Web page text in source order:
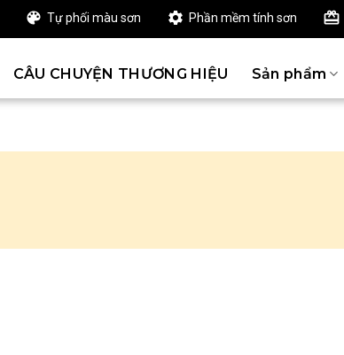
Tự phối màu sơn Phần mềm tính sơn
CÂU CHUYỆN THƯƠNG HIỆU Sản phẩm